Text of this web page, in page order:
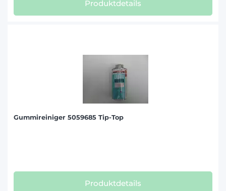
Produktdetails
Gummireiniger 5059685 Tip-Top
Produktdetails